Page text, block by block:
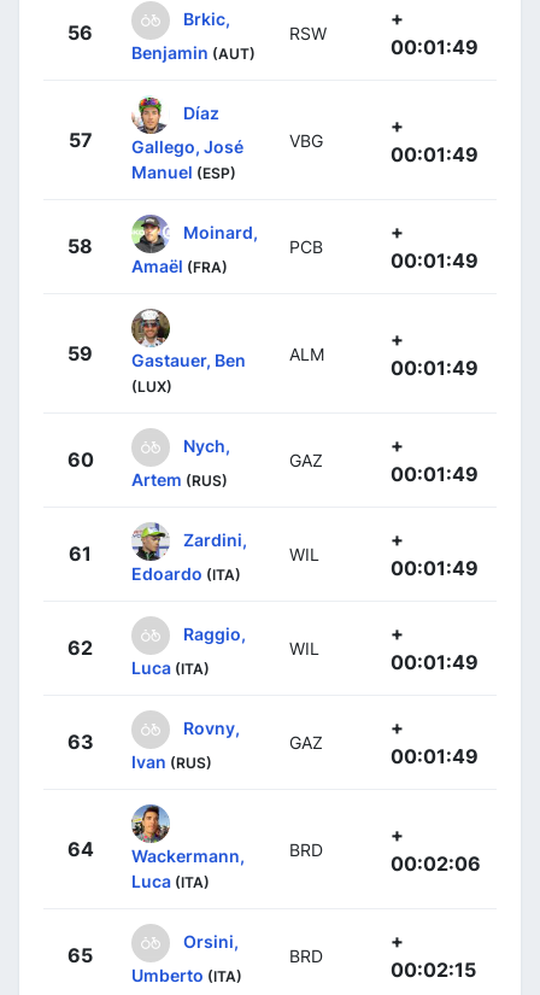
56
Brkic,
Benjamin (AUT)
RSW
+
00:01:49
57
Díaz
Gallego, José
Manuel (ESP)
VBG
+
00:01:49
58
Moinard,
Amaël (FRA)
PCB
+
00:01:49
59 Gastauer, Ben
(LUX)
ALM
+
00:01:49
60
Nych,
Artem (RUS)
GAZ
+
00:01:49
61
Zardini,
Edoardo (ITA)
WIL
+
00:01:49
62
Raggio,
Luca (ITA)
WIL
+
00:01:49
63
Rovny,
Ivan (RUS)
GAZ
+
00:01:49
64
Wackermann,
Luca (ITA)
BRD
+
00:02:06
65
Orsini,
Umberto (ITA)
BRD
+
00:02:15